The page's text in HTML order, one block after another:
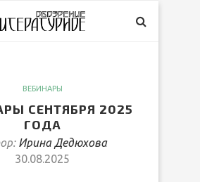
ВЕБИНАРЫ
СЕНТЯБРЯ 2025
ГОДА
Ирина Дедюхова
30.08.2025